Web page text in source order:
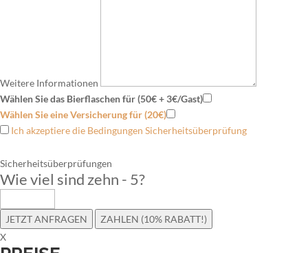
Weitere Informationen
Wählen Sie das Bierflaschen für (50€ + 3€/Gast)
Wählen Sie eine Versicherung für (20€)
Ich akzeptiere die Bedingungen Sicherheitsüberprüfung
Sicherheitsüberprüfungen
Wie viel sind zehn - 5?
JETZT ANFRAGEN
ZAHLEN (10% RABATT!)
X